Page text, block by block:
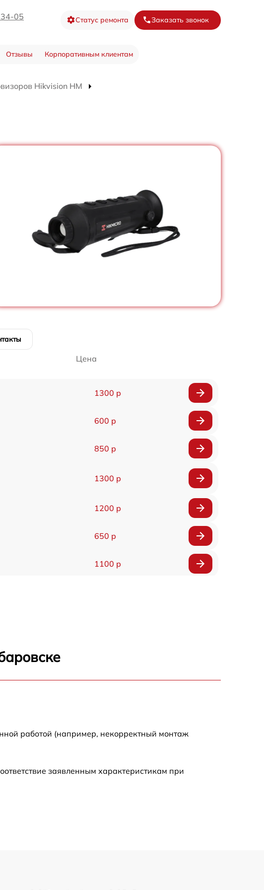
05 Статус ремонта Заказать звонок
Отзывы Корпоративным клиентам
Hikvision HM
Цена
1300 р
600 р
850 р
1300 р
1200 р
650 р
1100 р
450 р
работой (например, некорректный монтаж
заявленным характеристикам при